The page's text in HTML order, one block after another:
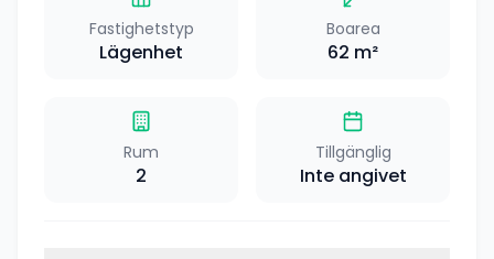
Fastighetstyp
Lägenhet
Boarea
62 m²
Rum
2
Tillgänglig
Inte angivet